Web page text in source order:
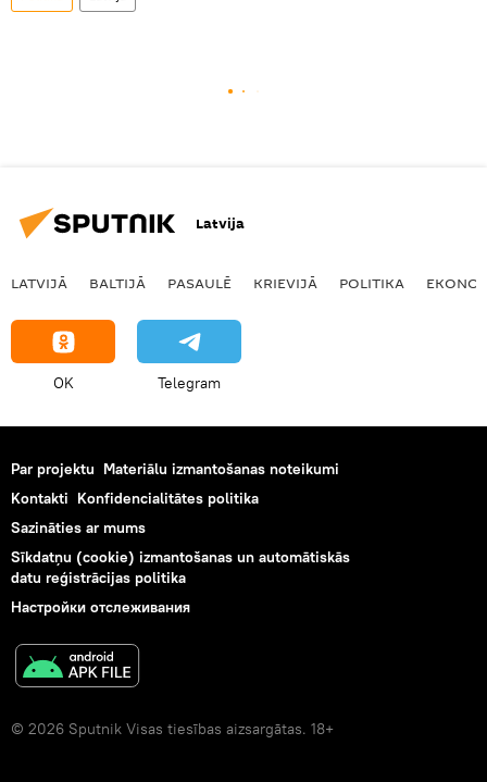
Latvija
LATVIJĀ BALTIJĀ PASAULĒ KRIEVIJĀ POLITIKA
OK Telegram
Par projektu Materiālu izmantošanas noteikumi
Kontakti Konfidencialitātes politika
Sazināties ar mums
Sīkdatņu (cookie) izmantošanas un automātiskās
datu reģistrācijas politika
Настройки отслеживания
© 2026 Sputnik Visas tiesības aizsargātas. 18+